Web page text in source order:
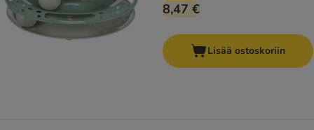
8,47 €
Lisää ostoskoriin